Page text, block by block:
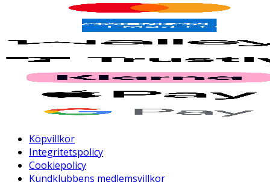
Köpvillkor
Integritetspolicy
Cookiepolicy
Kundklubbens medlemsvillkor